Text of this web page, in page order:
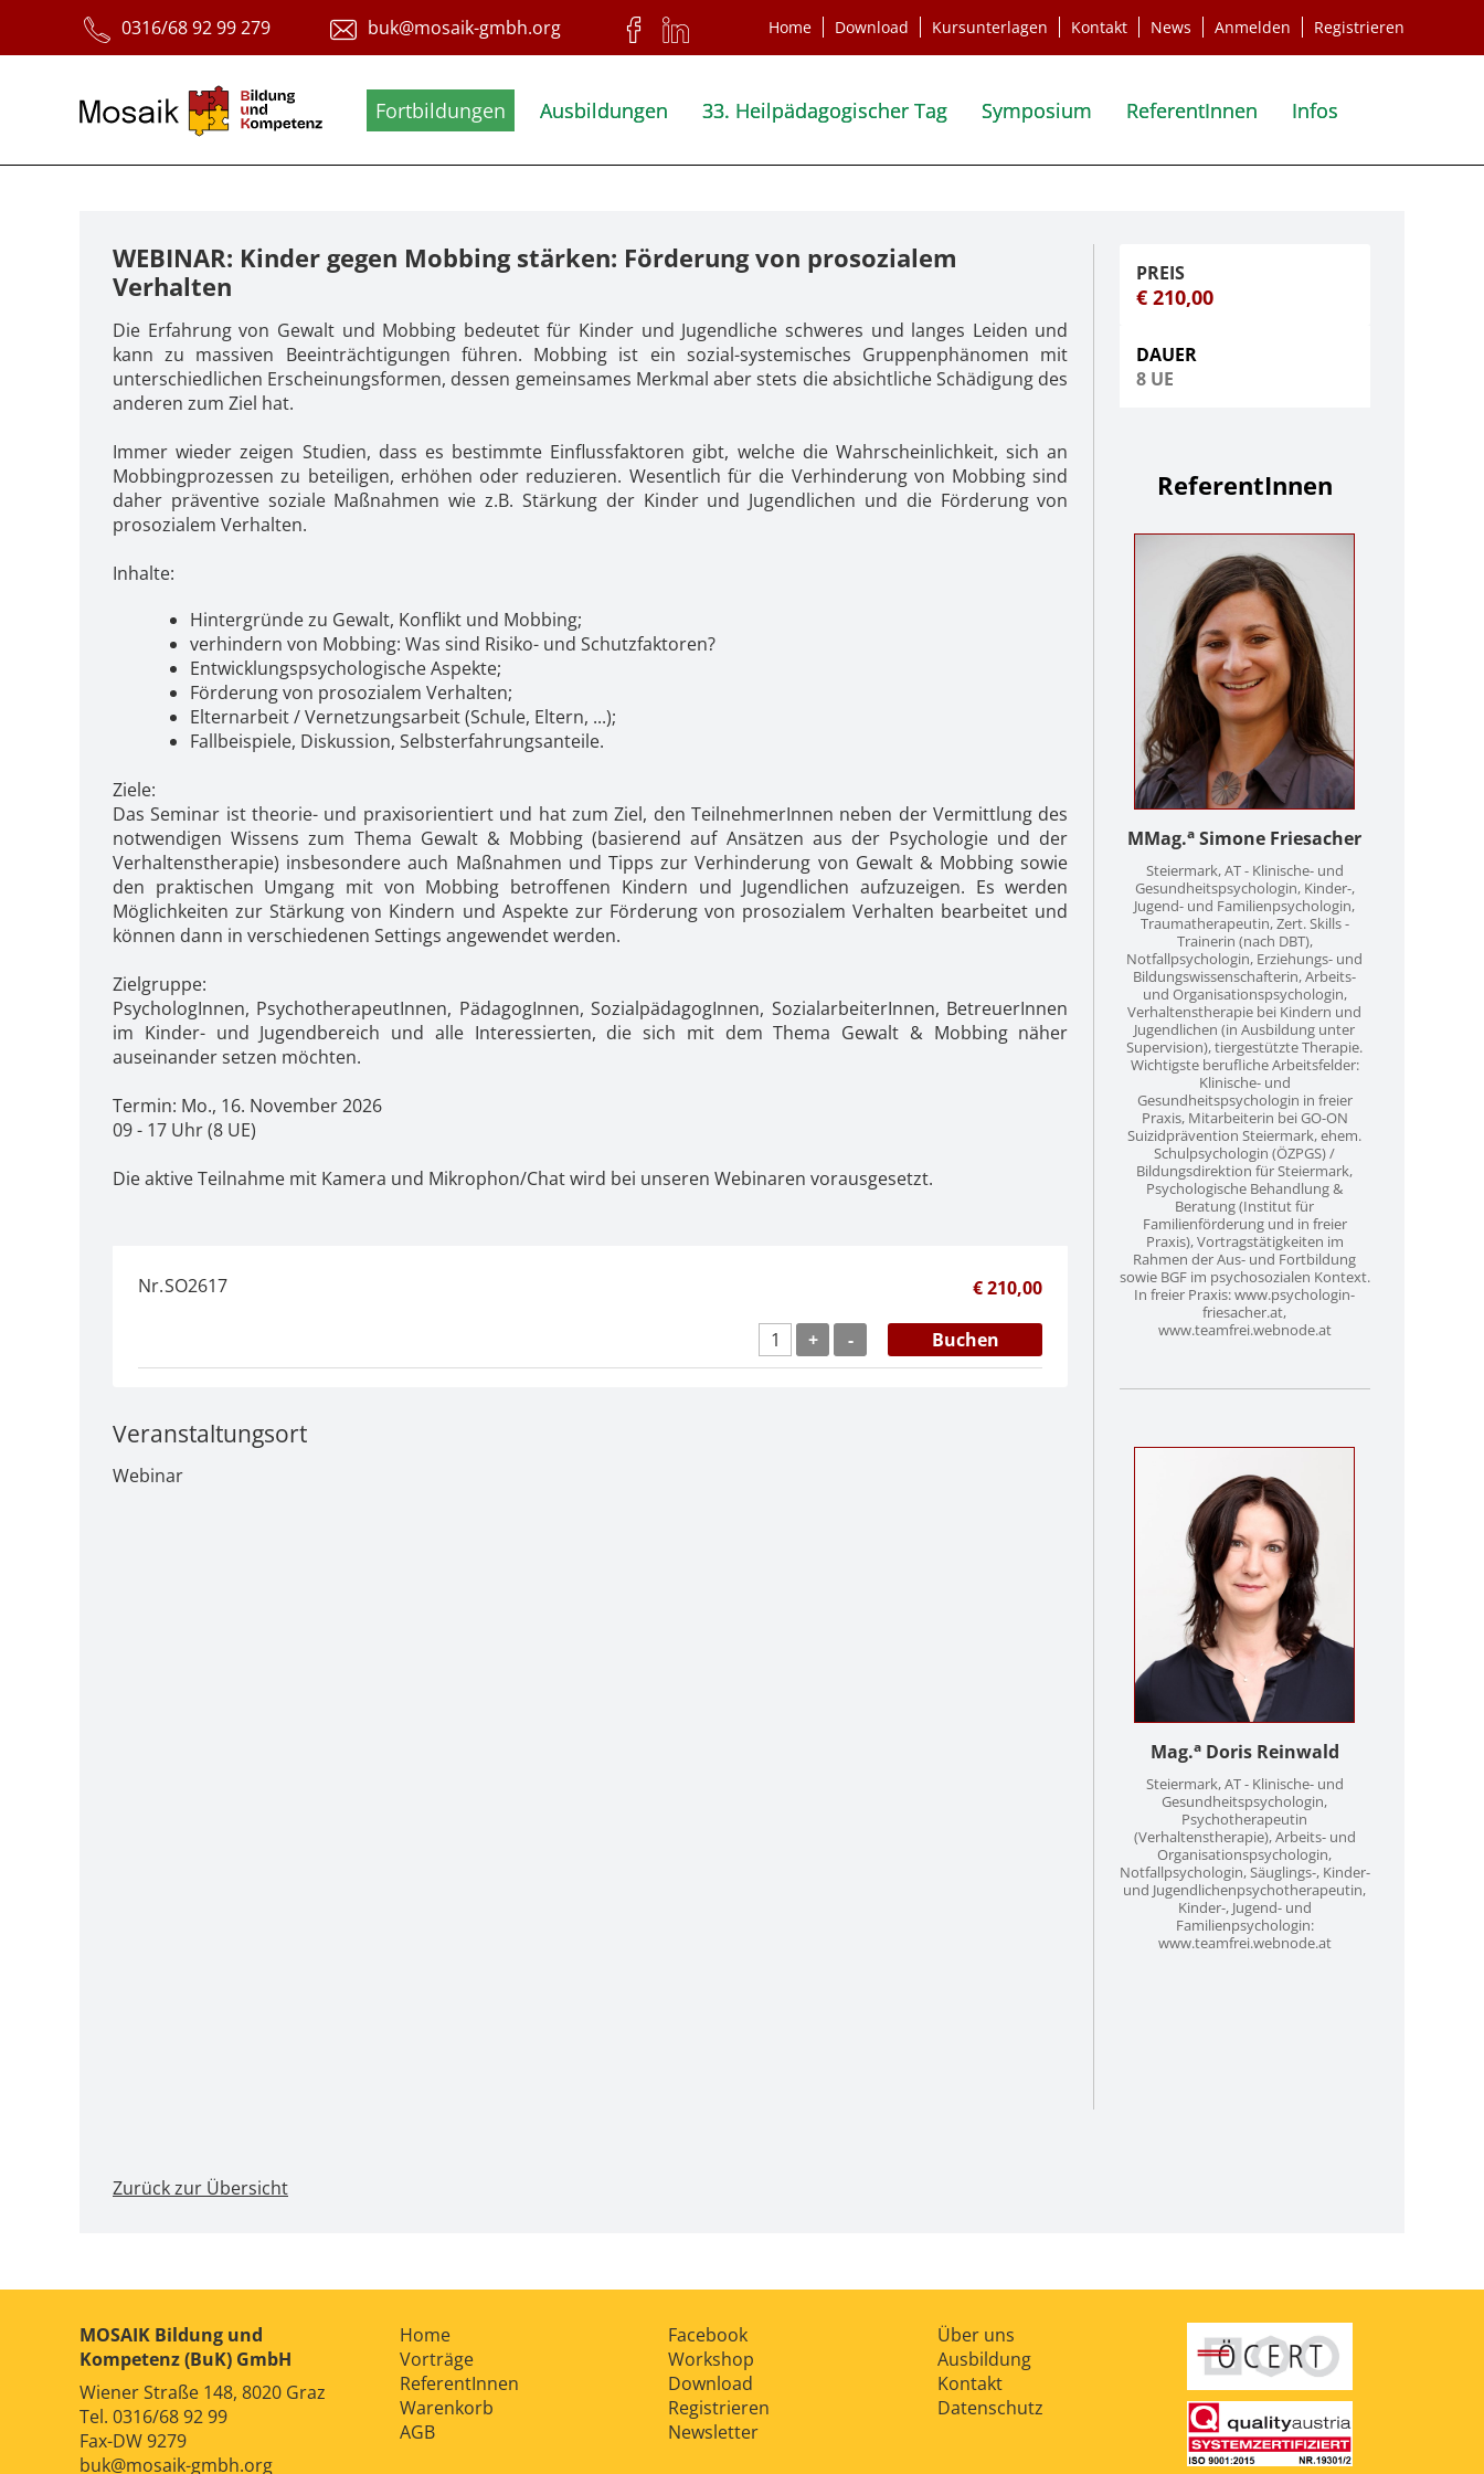
Home Download Kursunterlagen Kontakt News Anmelden Registrieren
Fortbildungen Ausbildungen 33. Heilpädagogischer Tag Symposium ReferentInnen Infos
WEBINAR: Kinder gegen Mobbing stärken: Förderung von prosozialem
Verhalten
Die Erfahrung von Gewalt und Mobbing bedeutet für Kinder und Jugendliche schweres und langes Leiden und
kann zu massiven Beeinträchtigungen führen. Mobbing ist ein sozial-systemisches Gruppenphänomen mit
unterschiedlichen Erscheinungsformen, dessen gemeinsames Merkmal aber stets die absichtliche Schädigung des
anderen zum Ziel hat.
Immer wieder zeigen Studien, dass es bestimmte Einflussfaktoren gibt, welche die Wahrscheinlichkeit, sich an
Mobbingprozessen zu beteiligen, erhöhen oder reduzieren. Wesentlich für die Verhinderung von Mobbing sind
daher präventive soziale Maßnahmen wie z.B. Stärkung der Kinder und Jugendlichen und die Förderung von
prosozialem Verhalten.
Inhalte:
Hintergründe zu Gewalt, Konflikt und Mobbing;
verhindern von Mobbing: Was sind Risiko- und Schutzfaktoren?
Entwicklungspsychologische Aspekte;
Förderung von prosozialem Verhalten;
Elternarbeit / Vernetzungsarbeit (Schule, Eltern, ...);
Fallbeispiele, Diskussion, Selbsterfahrungsanteile.
Ziele:
Das Seminar ist theorie- und praxisorientiert und hat zum Ziel, den TeilnehmerInnen neben der Vermittlung des
notwendigen Wissens zum Thema Gewalt & Mobbing (basierend auf Ansätzen aus der Psychologie und der
Verhaltenstherapie) insbesondere auch Maßnahmen und Tipps zur Verhinderung von Gewalt & Mobbing sowie
den praktischen Umgang mit von Mobbing betroffenen Kindern und Jugendlichen aufzuzeigen. Es werden
Möglichkeiten zur Stärkung von Kindern und Aspekte zur Förderung von prosozialem Verhalten bearbeitet und
können dann in verschiedenen Settings angewendet werden.
Zielgruppe:
PsychologInnen, PsychotherapeutInnen, PädagogInnen, SozialpädagogInnen, SozialarbeiterInnen, BetreuerInnen
im Kinder- und Jugendbereich und alle Interessierten, die sich mit dem Thema Gewalt & Mobbing näher
auseinander setzen möchten.
Termin: Mo., 16. November 2026
09 - 17 Uhr (8 UE)
Die aktive Teilnahme mit Kamera und Mikrophon/Chat wird bei unseren Webinaren vorausgesetzt.
€ 210,00
Nr.SO2617
+ - Buchen
Veranstaltungsort
Webinar
€ 210,00
DAUER
8 UE
ReferentIn
MMag.a Simone Friesacher
Steiermark, AT - Klinische- und
Gesundheitspsychologin, Kinder-,
Jugend- und Familienpsychologin,
Traumatherapeutin, Zert. Skills -
Trainerin (nach DBT),
Notfallpsychologin, Erziehungs- und
Bildungswissenschafterin, Arbeits-
und Organisationspsychologin,
Verhaltenstherapie bei Kindern und
Jugendlichen (in Ausbildung unter
Supervision), tiergestützte Therapie.
Wichtigste berufliche Arbeitsfelder:
Klinische- und
Gesundheitspsychologin in freier
Praxis, Mitarbeiterin bei GO-ON
Suizidprävention Steiermark, ehem.
Schulpsychologin (ÖZPGS) /
Bildungsdirektion für Steiermark,
Psychologische Behandlung &
Beratung (Institut für
Familienförderung und in freier
Praxis), Vortragstätigkeiten im
Rahmen der Aus- und Fortbildung
sowie BGF im psychosozialen Kontext.
In freier Praxis: www.psychologin-
friesacher.at,
www.teamfrei.webnode.at
Mag.aDoris Reinwald
Steiermark, AT - Klinische- und
Gesundheitspsychologin,
Psychotherapeutin
(Verhaltenstherapie), Arbeits- und
Organisationspsychologin,
Notfallpsychologin, Säuglings-, Kinder-
und Jugendlichenpsychotherapeutin,
Kinder-, Jugend- und
Familienpsychologin:
www.teamfrei.webnode.at
Zurück zur Übersicht
MOSAIK Bildung und
Kompetenz (BuK) GmbH
Wiener Straße 148, 8020 Graz
Tel. 0316/68 92 99
Fax-DW 9279
buk@mosaik-gmbh.org
Home Facebook
Über uns
Vorträge
Workshop
Ausbildung
ReferentInnen
Download
Kontakt
Warenkorb
Registrieren
Datenschutz
AGB
Newsletter